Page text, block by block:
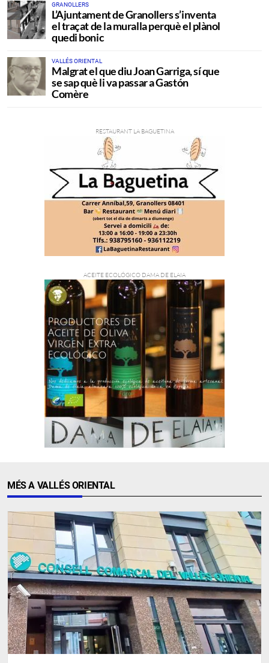
GRANOLLERS
L’Ajuntament de Granollers s’inventa
el traçat de la muralla perquè el plànol
quedi bonic
VALLÉS ORIENTAL
Malgrat el que diu Joan Garriga, sí que
se sap què li va passar a Gastón
Comère
MÉS A VALLÉS ORIENTAL